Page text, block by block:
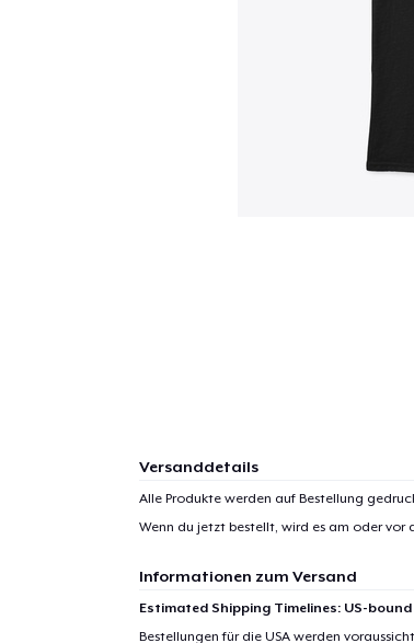
Versanddetails
Alle Produkte werden auf Bestellung
Wenn du jetzt bestellt, wird es am oder vor
Informationen zum Versand
Estimated Shipping Timelines: US-
Bestellungen für die USA werden